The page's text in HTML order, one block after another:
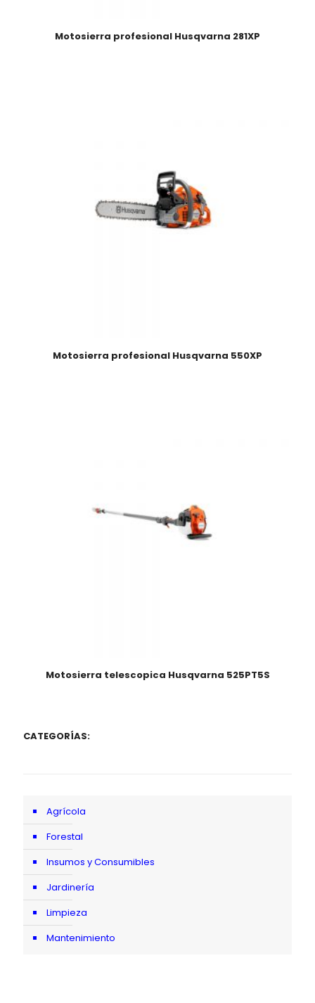
Motosierra profesional Husqvarna 281XP
Motosierra profesional Husqvarna 550XP
Motosierra telescopica Husqvarna 525PT5S
CATEGORÍAS:
Agrícola
Forestal
Insumos y Consumibles
Jardinería
Limpieza
Mantenimiento